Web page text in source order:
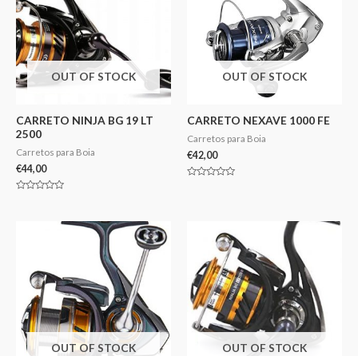
OUT OF STOCK
CARRETO NINJA BG 19 LT
2500
Carretos para Boia
€44,00
OUT OF STOCK
CARRETO NEXAVE 1000 FE
Carretos para Boia
€42,00
OUT OF STOCK OUT OF STOCK